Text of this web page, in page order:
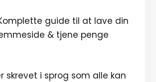
guide til at lave din
& tjene penge
skrevet i sprog som alle kan